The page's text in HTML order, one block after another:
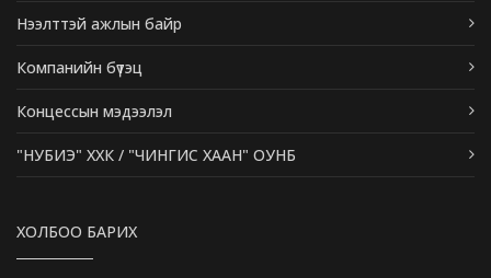
Нээлттэй ажлын байр
Компанийн бүтэц
Концессын мэдээлэл
"НУБИЭ" ХХК / "ЧИНГИС ХААН" ОУНБ
ХОЛБОО БАРИХ